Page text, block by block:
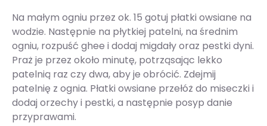
Na małym ogniu przez ok. 15 gotuj płatki owsiane na
wodzie. Następnie na płytkiej patelni, na średnim
ogniu, rozpuść ghee i dodaj migdały oraz pestki dyni.
Praż je przez około minutę, potrząsając lekko
patelnią raz czy dwa, aby je obrócić. Zdejmij
patelnię z ognia. Płatki owsiane przełóż do miseczki i
dodaj orzechy i pestki, a następnie posyp danie
przyprawami.